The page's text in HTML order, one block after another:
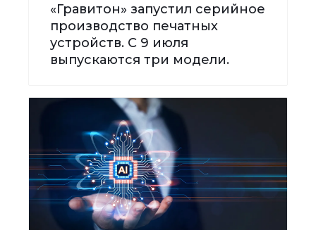
«Гравитон» запустил серийное
производство печатных
устройств. С 9 июля
выпускаются три модели.